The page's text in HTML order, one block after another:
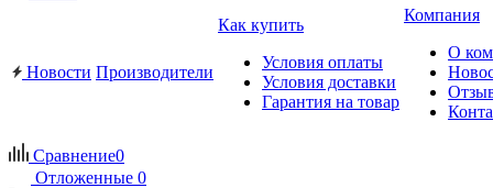
Новости Производители
Как купить
Условия оплаты
Условия доставки
Гарантия на товар
Компания
О
Сравнение0
Отложенные 0